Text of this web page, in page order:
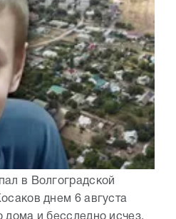
в Волгоградской
днем 6 августа
дома и бесследно исчез.